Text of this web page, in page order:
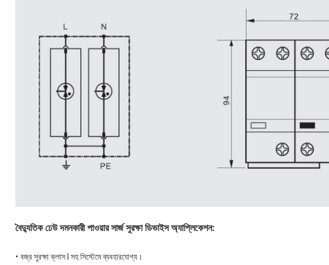
বৈদ্যুতিক ঢেউ দমনকারী পাওয়ার সার্জ সুরক্ষা ডিভাইস অ্যাপ্লিকেশন:
• বজ্র সুরক্ষা ক্লাস I সহ সিস্টেমে ব্যবহারযোগ্য।